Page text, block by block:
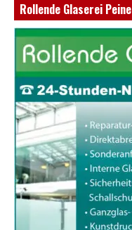
Rollende Glaserei Peine